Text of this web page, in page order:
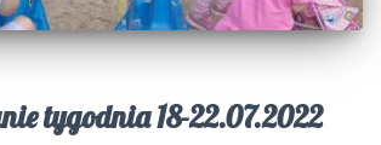
tygodnia 18-22.07.2022